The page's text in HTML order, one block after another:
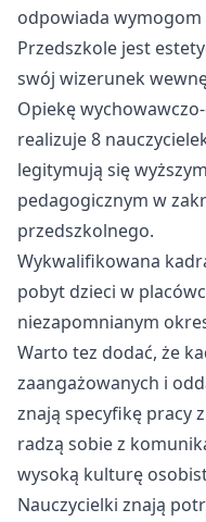
odpowiada
Przedszkole jest
swój wizerunek
Opiekę
realizuje 8
legitymują się
pedagogicznym w
przedszkolnego.
Wykwalifikowana
pobyt dzieci w
niezapomnianym
Warto tez dodać, że
zaangażowanych i
znają specyfikę pracy
radzą sobie z
wysoką kulturę
Nauczycielki znają